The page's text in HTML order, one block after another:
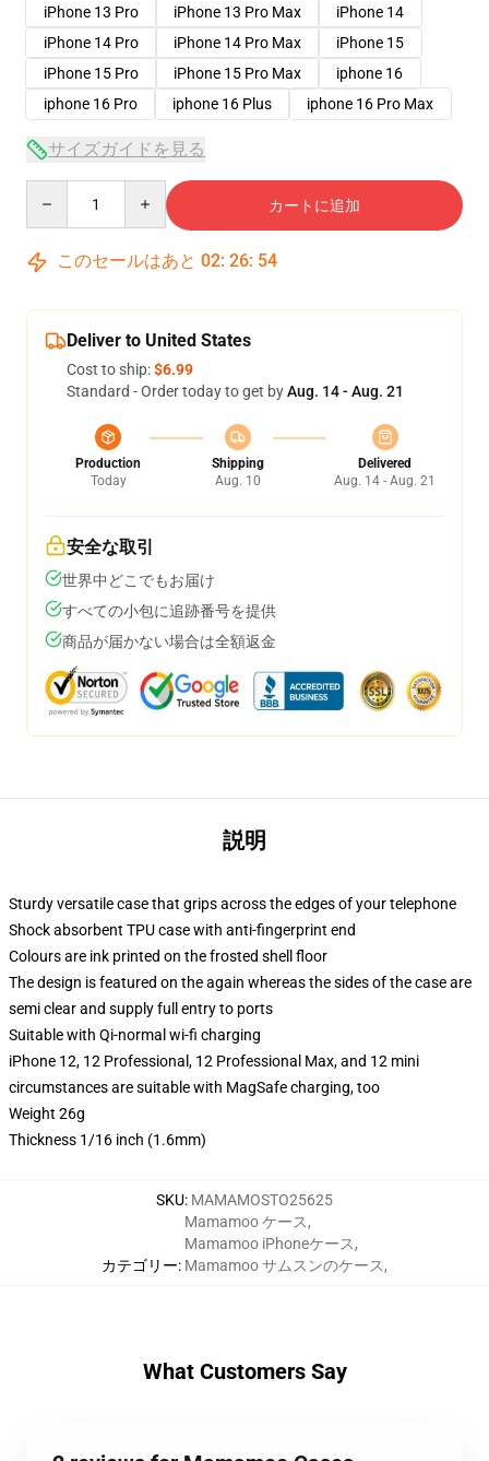
iPhone 13 Pro
iPhone 13 Pro Max
iPhone 14
iPhone 14 Pro
iPhone 14 Pro Max
iPhone 15
iPhone 15 Pro
iPhone 15 Pro Max
iphone 16
iphone 16 Pro
iphone 16 Plus iphone 16 Pro Max
サイズガイドを見る
カートに追加
このセールはあと 02: 26: 54
Deliver to United States
Cost to ship:$6.99
Standard - Order today to get byAug. 14 - Aug. 21
Production
Today
Shipping
Aug. 10
Delivered
Aug. 14 - Aug. 21
安全な取引
世界中どこでもお届け
すべての小包に追跡番号を提供
商品が届かない場合は全額返金
説明
Sturdy versatile case that grips across the edges of your telephone
Shock absorbent TPU case with anti-fingerprint end
Colours are ink printed on the frosted shell floor
The design is featured on the again whereas the sides of the case are
semi clear and supply full entry to ports
Suitable with Qi-normal wi-fi charging
iPhone 12, 12 Professional, 12 Professional Max, and 12 mini
circumstances are suitable with MagSafe charging, too
Weight 26g
Thickness 1/16 inch (1.6mm)
SKU: MAMAMOSTO25625
カテゴリー:
Mamamoo ケース,
Mamamoo iPhoneケース,
Mamamoo サムスンのケース,
What Customers Say